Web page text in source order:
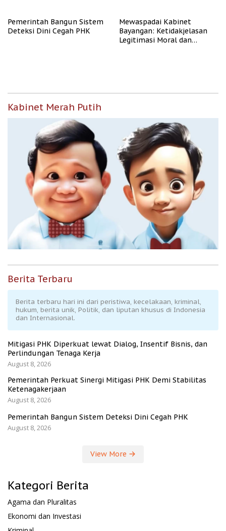
Pemerintah Bangun Sistem
Deteksi Dini Cegah PHK
Mewaspadai Kabinet
Bayangan: Ketidakjelasan
Legitimasi Moral dan
Kabinet Merah Putih
Berita Terbaru
Berita terbaru hari ini dari peristiwa, kecelakaan, kriminal,
hukum, berita unik, Politik, dan liputan khusus di Indonesia
dan Internasional.
Mitigasi PHK Diperkuat lewat Dialog, Insentif Bisnis, dan
Perlindungan Tenaga Kerja
August 8, 2026
Pemerintah Perkuat Sinergi Mitigasi PHK Demi Stabilitas
Ketenagakerjaan
August 8, 2026
Pemerintah Bangun Sistem Deteksi Dini Cegah PHK
August 8, 2026
View More
Kategori Berita
Agama dan Pluralitas
Ekonomi dan Investasi